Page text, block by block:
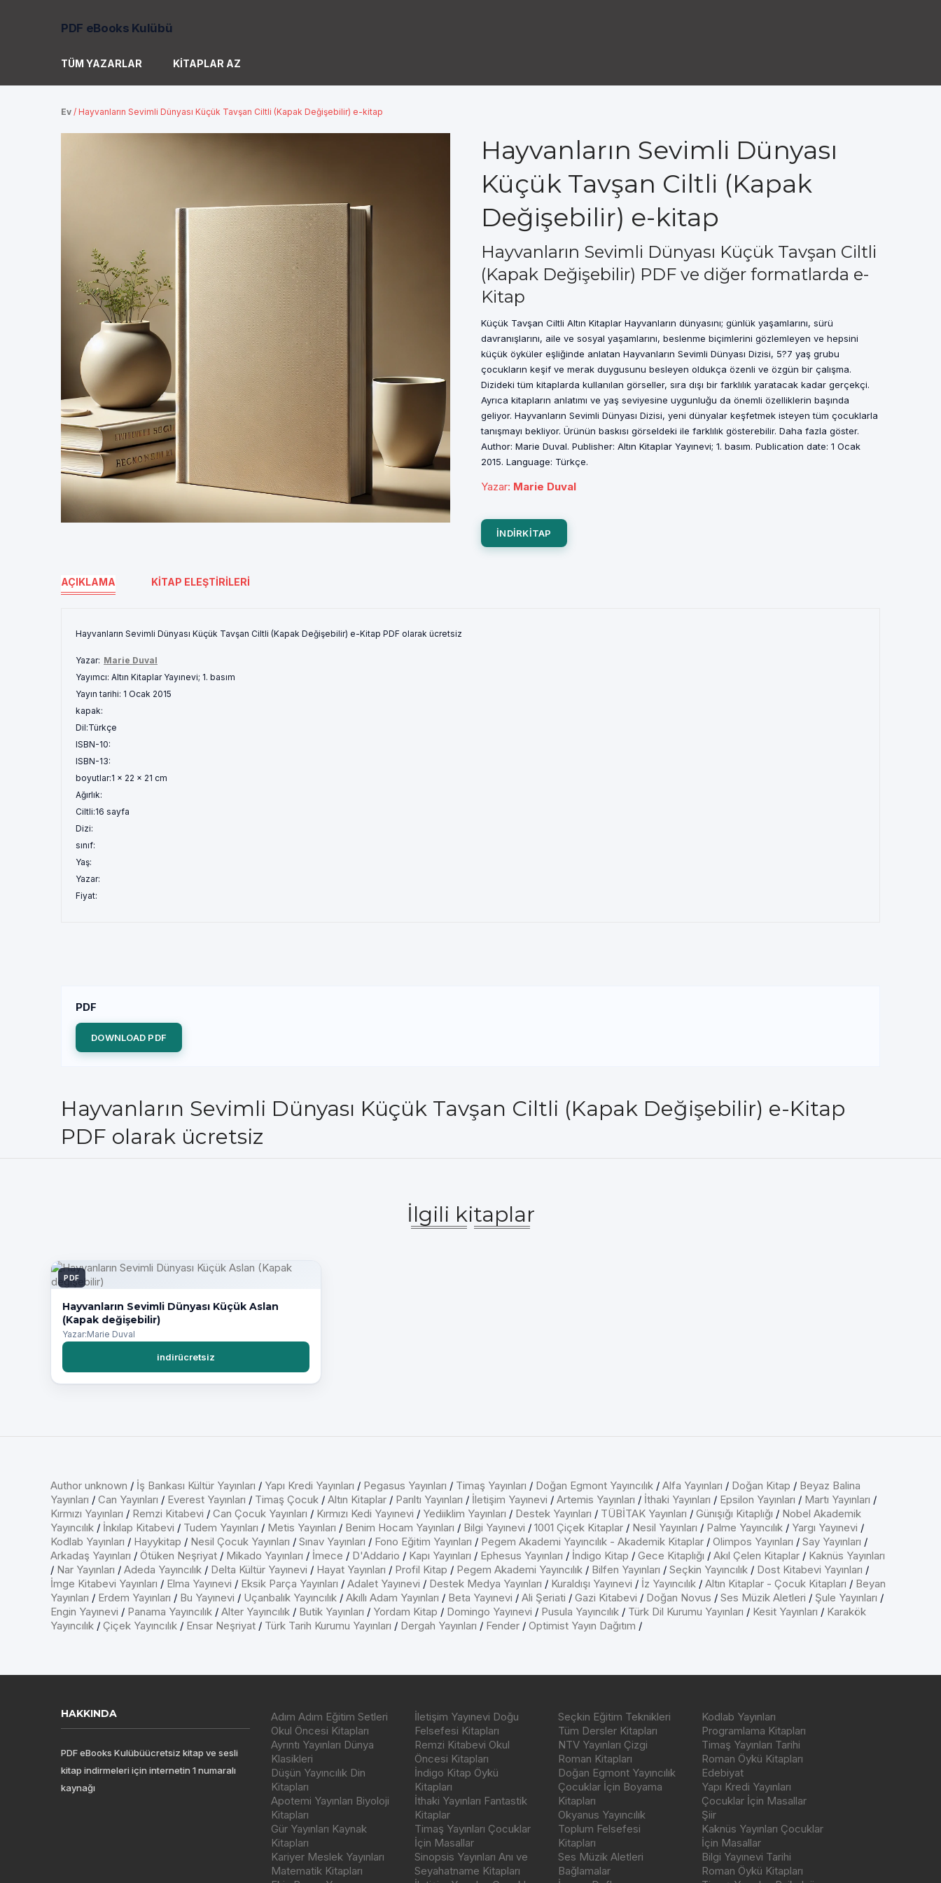
PDF eBooks Kulübü
TÜM YAZARLAR KITAPLAR AZ
Ev / Hayvanların Sevimli Dünyası Küçük Tavşan Ciltli (Kapak Değişebilir) e-kitap
Hayvanların Sevimli Dünyası
Küçük Tavşan Ciltli (Kapak
Değişebilir) e-kitap
Hayvanların Sevimli Dünyası Küçük Tavşan Ciltli
(Kapak Değişebilir) PDF ve diğer formatlarda e-
Kitap
Küçük Tavşan Ciltli Altın Kitaplar Hayvanların dünyasını; günlük yaşamlarını, sürü
davranışlarını, aile ve sosyal yaşamlarını, beslenme biçimlerini gözlemleyen ve hepsini
küçük öyküler eşliğinde anlatan Hayvanların Sevimli Dünyası Dizisi, 5?7 yaş grubu
çocukların keşif ve merak duygusunu besleyen oldukça özenli ve özgün bir çalışma.
Dizideki tüm kitaplarda kullanılan görseller, sıra dışı bir farklılık yaratacak kadar gerçekçi.
Ayrıca kitapların anlatımı ve yaş seviyesine uygunluğu da önemli özelliklerin başında
geliyor. Hayvanların Sevimli Dünyası Dizisi, yeni dünyalar keşfetmek isteyen tüm çocuklarla
tanışmayı bekliyor. Ürünün baskısı görseldeki ile farklılık gösterebilir. Daha fazla göster.
Author: Marie Duval. Publisher: Altın Kitaplar Yayınevi; 1. basım. Publication date: 1 Ocak
2015. Language: Türkçe.
Yazar: Marie Duval
INDIRKITAP
AÇIKLAMA KITAP ELEŞTIRILERI
Hayvanların Sevimli Dünyası Küçük Tavşan Ciltli (Kapak Değişebilir) e-Kitap PDF olarak ücretsiz
Yazar: Marie Duval
Yayımcı: Altın Kitaplar Yayınevi; 1. basım
Yayın tarihi: 1 Ocak 2015
kapak:
Dil:Türkçe
ISBN-10:
ISBN-13:
boyutlar:1 x 22 x 21 cm
Ağırlık:
Ciltli:16 sayfa
Dizi:
sınıf:
Yaş:
Yazar:
Fiyat:
PDF
DOWNLOAD PDF
Hayvanların Sevimli Dünyası Küçük Tavşan Ciltli (Kapak Değişebilir) e-Kitap
PDF olarak ücretsiz
İlgili kitaplar
PDF
Hayvanların Sevimli Dünyası Küçük Aslan
(Kapak değişebilir)
Yazar:Marie Duval
indirücretsiz
Author unknown / İş Bankası Kültür Yayınları / Yapı Kredi Yayınları / Pegasus Yayınları / Timaş Yayınları / Doğan Egmont Yayıncılık / Alfa Yayınları / Doğan Kitap / Beyaz Balina
Yayınları / Can Yayınları / Everest Yayınları / Timaş Çocuk / Altın Kitaplar / Parıltı Yayınları / İletişim Yayınevi / Artemis Yayınları / İthaki Yayınları / Epsilon Yayınları / Martı Yayınları /
Kırmızı Yayınları / Remzi Kitabevi / Can Çocuk Yayınları / Kırmızı Kedi Yayınevi / Yediiklim Yayınları / Destek Yayınları / TÜBİTAK Yayınları / Günışığı Kitaplığı / Nobel Akademik
Yayıncılık / İnkılap Kitabevi / Tudem Yayınları / Metis Yayınları / Benim Hocam Yayınları / Bilgi Yayınevi / 1001 Çiçek Kitaplar / Nesil Yayınları / Palme Yayıncılık / Yargı Yayınevi /
Kodlab Yayınları / Hayykitap / Nesil Çocuk Yayınları / Sınav Yayınları / Fono Eğitim Yayınları / Pegem Akademi Yayıncılık - Akademik Kitaplar / Olimpos Yayınları / Say Yayınları /
Arkadaş Yayınları / Ötüken Neşriyat / Mikado Yayınları / İmece / D'Addario / Kapı Yayınları / Ephesus Yayınları / İndigo Kitap / Gece Kitaplığı / Akıl Çelen Kitaplar / Kaknüs Yayınları
/ Nar Yayınları / Adeda Yayıncılık / Delta Kültür Yayınevi / Hayat Yayınları / Profil Kitap / Pegem Akademi Yayıncılık / Bilfen Yayınları / Seçkin Yayıncılık / Dost Kitabevi Yayınları /
İmge Kitabevi Yayınları / Elma Yayınevi / Eksik Parça Yayınları / Adalet Yayınevi / Destek Medya Yayınları / Kuraldışı Yayınevi / İz Yayıncılık / Altın Kitaplar - Çocuk Kitapları / Beyan
Yayınları / Erdem Yayınları / Bu Yayınevi / Uçanbalık Yayıncılık / Akıllı Adam Yayınları / Beta Yayınevi / Ali Şeriati / Gazi Kitabevi / Doğan Novus / Ses Müzik Aletleri / Şule Yayınları /
Engin Yayınevi / Panama Yayıncılık / Alter Yayıncılık / Butik Yayınları / Yordam Kitap / Domingo Yayınevi / Pusula Yayıncılık / Türk Dil Kurumu Yayınları / Kesit Yayınları / Karakök
Yayıncılık / Çiçek Yayıncılık / Ensar Neşriyat / Türk Tarih Kurumu Yayınları / Dergah Yayınları / Fender / Optimist Yayın Dağıtım /
HAKKINDA
PDF eBooks Kulübüücretsiz kitap ve sesli
kitap indirmeleri için internetin 1 numaralı
kaynağı
Adım Adım Eğitim Setleri
Okul Öncesi Kitapları
Ayrıntı Yayınları Dünya
Klasikleri
Düşün Yayıncılık Din
Kitapları
Apotemi Yayınları Biyoloji
Kitapları
Gür Yayınları Kaynak
Kitapları
Kariyer Meslek Yayınları
Matematik Kitapları
İletişim Yayınevi Doğu
Felsefesi Kitapları
Remzi Kitabevi Okul
Öncesi Kitapları
İndigo Kitap Öykü
Kitapları
İthaki Yayınları Fantastik
Kitaplar
Timaş Yayınları Çocuklar
İçin Masallar
Sinopsis Yayınları Anı ve
Seyahatname Kitapları
Seçkin Eğitim Teknikleri
Tüm Dersler Kitapları
NTV Yayınları Çizgi
Roman Kitapları
Doğan Egmont Yayıncılık
Çocuklar İçin Boyama
Kitapları
Okyanus Yayıncılık
Toplum Felsefesi
Kitapları
Ses Müzik Aletleri
Bağlamalar
Kodlab Yayınları
Programlama Kitapları
Timaş Yayınları Tarihi
Roman Öykü Kitapları
Edebiyat
Yapı Kredi Yayınları
Çocuklar İçin Masallar
Şiir
Kaknüs Yayınları Çocuklar
İçin Masallar
Bilgi Yayınevi Tarihi
Roman Öykü Kitapları